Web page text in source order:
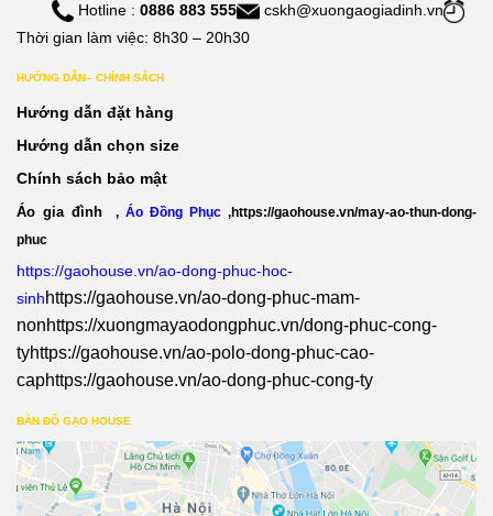
Hotline : 0886 883 555
cskh@xuongaogiadinh.vn
Thời gian làm việc: 8h30 – 20h30
HƯỚNG DẪN– CHÍNH SÁCH
Hướng dẫn đặt hàng
Hướng dẫn chọn size
Chính sách bảo mật
Áo gia đình , Áo Đồng Phục ,https://gaohouse.vn/may-ao-thun-dong-
phuc
https://gaohouse.vn/ao-dong-phuc-hoc-
sinhhttps://gaohouse.vn/ao-dong-phuc-mam-
nonhttps://xuongmayaodongphuc.vn/dong-phuc-cong-
tyhttps://gaohouse.vn/ao-polo-dong-phuc-cao-
caphttps://gaohouse.vn/ao-dong-phuc-cong-ty
BẢN ĐỒ GẠO HOUSE